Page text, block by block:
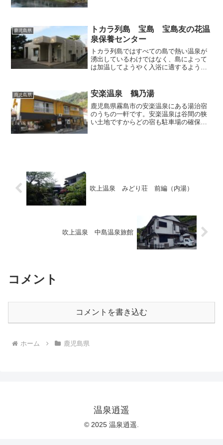
とはいえ歓楽的要素は少なく...
鹿児島県
トカラ列島 宝島 宝島友の花温
泉保養センター
トカラ列島ではすべての島で熱い温泉が
湧出しているわけではなく、島によって
は加温してようやく入浴に適するような
する宝島もそんな島のひとつでして、島
内に存在する唯一の共同浴...
鹿児島県 安楽温泉 鶴乃湯
鹿児島県霧島市の安楽温泉にある湯治宿
のうちの一軒です。安楽温泉は谷間の狭
い土地ですからどの宿も駐車場の確保に
吹上温泉 みどり荘 前編（内湯）
吹上温泉 中島温泉旅館
コメント
コメントを書き込む
ホーム 鹿児島県
温泉逍遥
© 2025 温泉逍遥.